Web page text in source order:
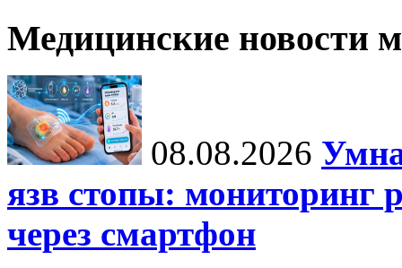
Медицинские новости
08.08.2026
язв стопы: мониторинг
через смартфон